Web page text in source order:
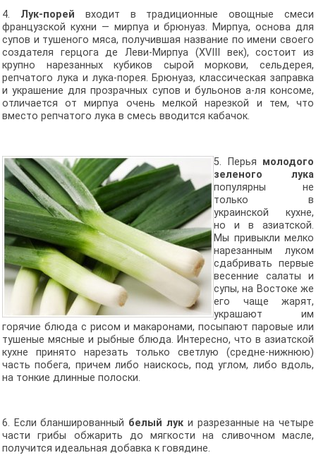
4. Лук-порей входит в традиционные овощные смеси
французской кухни — мирпуа и брюнуаз. Мирпуа, основа для
супов и тушеного мяса, получившая название по имени своего
создателя герцога де Леви-Мирпуа (XVIII век), состоит из
крупно нарезанных кубиков сырой моркови, сельдерея,
репчатого лука и лука-порея. Брюнуаз, классическая заправка
и украшение для прозрачных супов и бульонов а-ля консоме,
отличается от мирпуа очень мелкой нарезкой и тем, что
вместо репчатого лука в смесь вводится кабачок.
5. Перья молодого
зеленого лука
популярны не
только в
украинской кухне,
но и в азиатской.
Мы привыкли мелко
нарезанным луком
сдабривать первые
весенние салаты и
супы, на Востоке же
его чаще жарят,
украшают им
горячие блюда с рисом и макаронами, посыпают паровые или
тушеные мясные и рыбные блюда. Интересно, что в азиатской
кухне принято нарезать только светлую (средне-нижнюю)
часть побега, причем либо наискось, под углом, либо вдоль,
на тонкие длинные полоски.
6. Если бланшированный белый лук и разрезанные на четыре
части грибы обжарить до мягкости на сливочном масле,
получится идеальная добавка к говядине.